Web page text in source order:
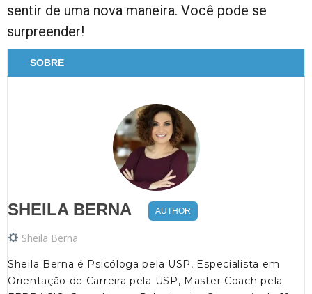
sentir de uma nova maneira. Você pode se
surpreender!
SOBRE
SHEILA BERNA AUTHOR
Sheila Berna
Sheila Berna é Psicóloga pela USP, Especialista em
Orientação de Carreira pela USP, Master Coach pela